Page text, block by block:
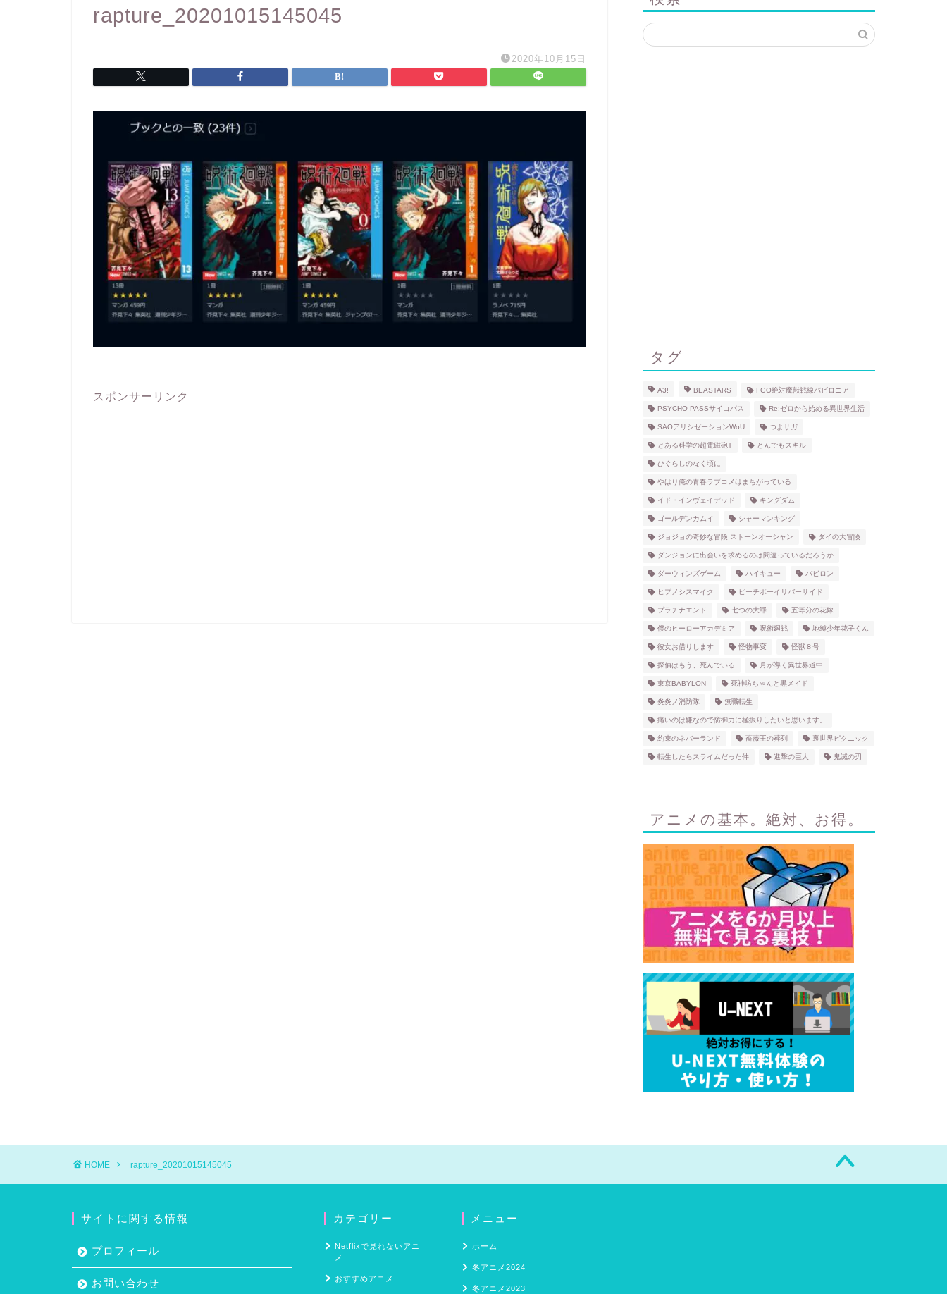
rapture_20201015145045
2020年10月15日
スポンサーリンク
タグ
A3! BEASTARS FGO絶対魔獣戦線バビロニア
PSYCHO-PASSサイコパス Re:ゼロから始める異世界生活
SAOアリシゼーションWoU つよサガ
とある科学の超電磁砲T とんでもスキル
ひぐらしのなく頃に
やはり俺の青春ラブコメはまちがっている
イド・インヴェイデッド キングダム
ゴールデンカムイ シャーマンキング
ジョジョの奇妙な冒険 ストーンオーシャン ダイの大冒険
ダンジョンに出会いを求めるのは間違っているだろうか
ダーウィンズゲーム ハイキュー バビロン
ヒプノシスマイク ピーチボーイリバーサイド
プラチナエンド 七つの大罪 五等分の花嫁
僕のヒーローアカデミア 呪術廻戦 地縛少年花子くん
彼女お借りします 怪物事変 怪獣８号
探偵はもう、死んでいる 月が導く異世界道中
東京BABYLON 死神坊ちゃんと黒メイド
炎炎ノ消防隊 無職転生
痛いのは嫌なので防御力に極振りしたいと思います。
約束のネバーランド 薔薇王の葬列 裏世界ピクニック
転生したらスライムだった件 進撃の巨人 鬼滅の刃
アニメの基本。絶対、お得。
HOME rapture_20201015145045
サイトに関する情報
プロフィール
お問い合わせ
カテゴリー
Netflixで見れないアニ
メ
おすすめアニメ
メニュー
ホーム
冬アニメ2024
冬アニメ2023